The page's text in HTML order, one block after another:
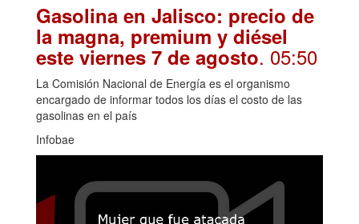
Gasolina en Jalisco: precio de
la magna, premium y diésel
este viernes 7 de agosto. 05:50
La Comisión Nacional de Energía es el organismo
encargado de informar todos los días el costo de las
gasolinas en el país
Infobae